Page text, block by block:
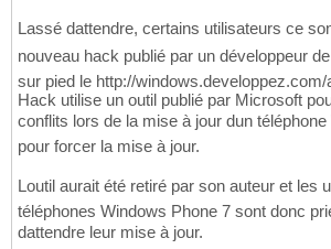
Lassé dattendre, certains utilisateurs ce
nouveau hack publié par un développeur de
sur pied le http://
Hack utilise un outil publié par Microsoft
conflits lors de la mise à jour dun
pour forcer la mise à jour.
Loutil aurait été retiré par son auteur et les
téléphones Windows Phone 7 sont donc
dattendre leur mise à jour.